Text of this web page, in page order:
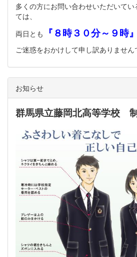
多くの方にお問い合わせいただいて
ては、
両日とも
『８時３０分～９時』
ご迷惑をおかけして申し訳ありません
お知らせ
群馬県立藤岡北高等学校